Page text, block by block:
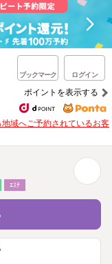
ブックマーク ログイン
ポイントを表示する
域へご予約されているお客
ｴｽﾃ